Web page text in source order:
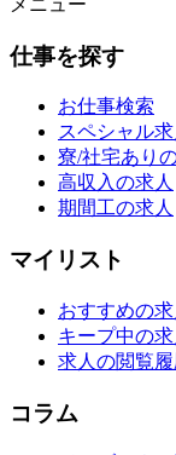
メニュー
仕事を探す
お仕事検索
スペシャル求
寮/社宅あり
高収入の求人
期間工の求人
マイリスト
おすすめの求
キープ中の求
求人の閲覧
コラム